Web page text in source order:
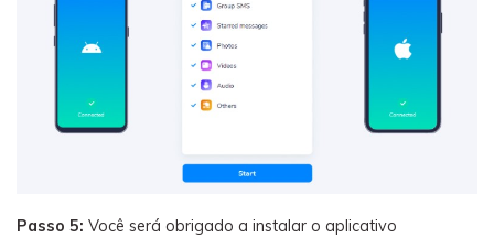
Passo 5: Você será obrigado a instalar o aplicativo